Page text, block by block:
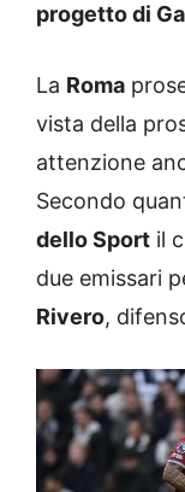
progetto di
La Roma
vista della
attenzione
Secondo
dello Sport il
due emissari
Rivero,